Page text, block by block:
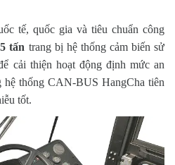
tế, quốc gia và tiêu chuẩn công
tấn trang bị hệ thống cảm biến sử
cải thiện hoạt động định mức an
thống CAN-BUS HangCha tiên
tốt.